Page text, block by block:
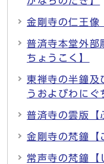
金剛寺の仁王像
普済寺本堂外部
ちょうこく】
東禅寺の半鐘及
うおよびわにぐ
普済寺の雲版【
金剛寺の梵鐘【
常声寺の梵鐘【